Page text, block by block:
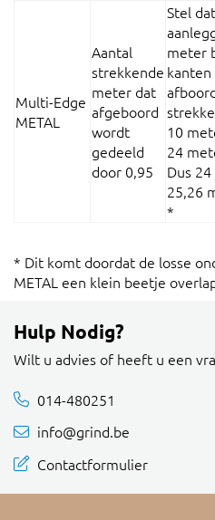
Multi-Edge
METAL
Aantal
strekkende
meter dat
afgeboord
wordt
gedeeld
door 0,95
Stel
meter
10
24
Dus
25,26
*
* Dit komt doordat de losse
METAL een klein beetje
Hulp Nodig?
Wilt u advies of heeft u een
014-480251
info@grind.be
Contactformulier